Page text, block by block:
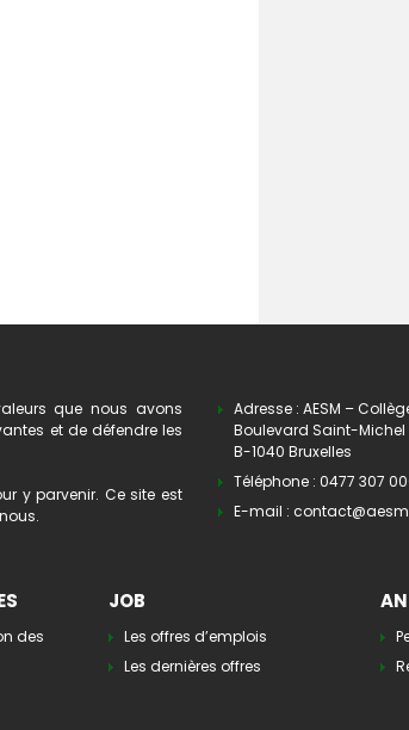
que nous avons
et de défendre les
y parvenir. Ce site est
Adresse : AESM –
Boulevard Saint-Michel
B-1040 Bruxelles
Téléphone : 0477 307
E-mail :
des
JOB
Les offres d’emplois
Les dernières offres